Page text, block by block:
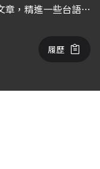
章，精進一些台語詞
越少，希望可以演
麗，謝謝 !
履歷